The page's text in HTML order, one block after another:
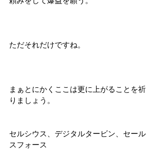
ただそれだけですね。
まぁとにかくここは更に上がることを祈
りましょう。
セルシウス、デジタルタービン、セール
スフォース